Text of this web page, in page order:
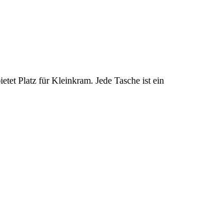
Platz für Kleinkram. Jede Tasche ist ein